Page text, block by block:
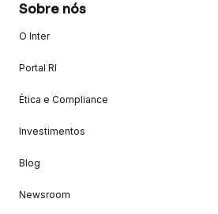
Sobre nós
O Inter
Portal RI
Ética e Compliance
Investimentos
Blog
Newsroom